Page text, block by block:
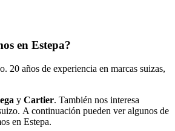
en Estepa?
20 años de experiencia en marcas suizas,
y Cartier. También nos interesa
A continuación pueden ver algunos de
en Estepa.